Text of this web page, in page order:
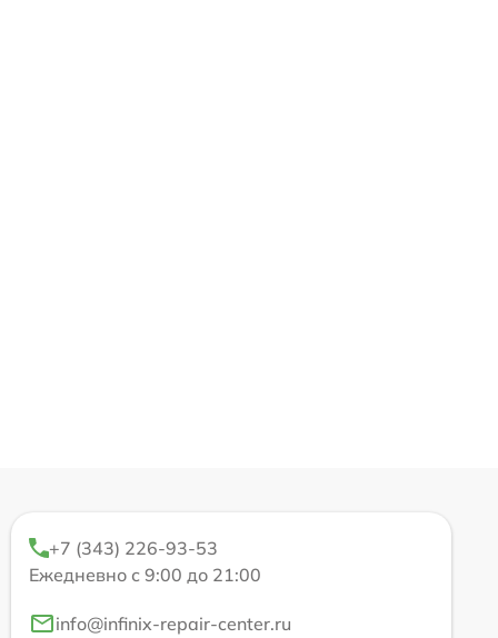
+7 (343) 226-93-53
Ежедневно с 9:00 до 21:00
info@infinix-repair-center.ru